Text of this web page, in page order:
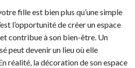
fille est bien plus qu’une simple
l’opportunité de créer un espace
contribue à son bien-être. Un
peut devenir un lieu où elle
réalité, la décoration de son espace